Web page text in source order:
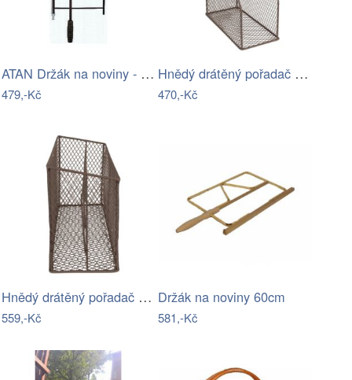
ATAN Držák na noviny - struna - ořech
479,-Kč
Hnědý drátěný pořadač na časopisy - 23…
470,-Kč
Hnědý drátěný pořadač na časopisy a…
559,-Kč
Držák na noviny 60cm
581,-Kč